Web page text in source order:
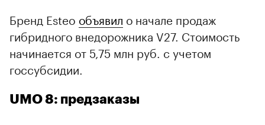
Бренд Esteo объявил о начале продаж
гибридного внедорожника V27. Стоимость
начинается от 5,75 млн руб. с учетом
госсубсидии.
UMO 8: предзаказы